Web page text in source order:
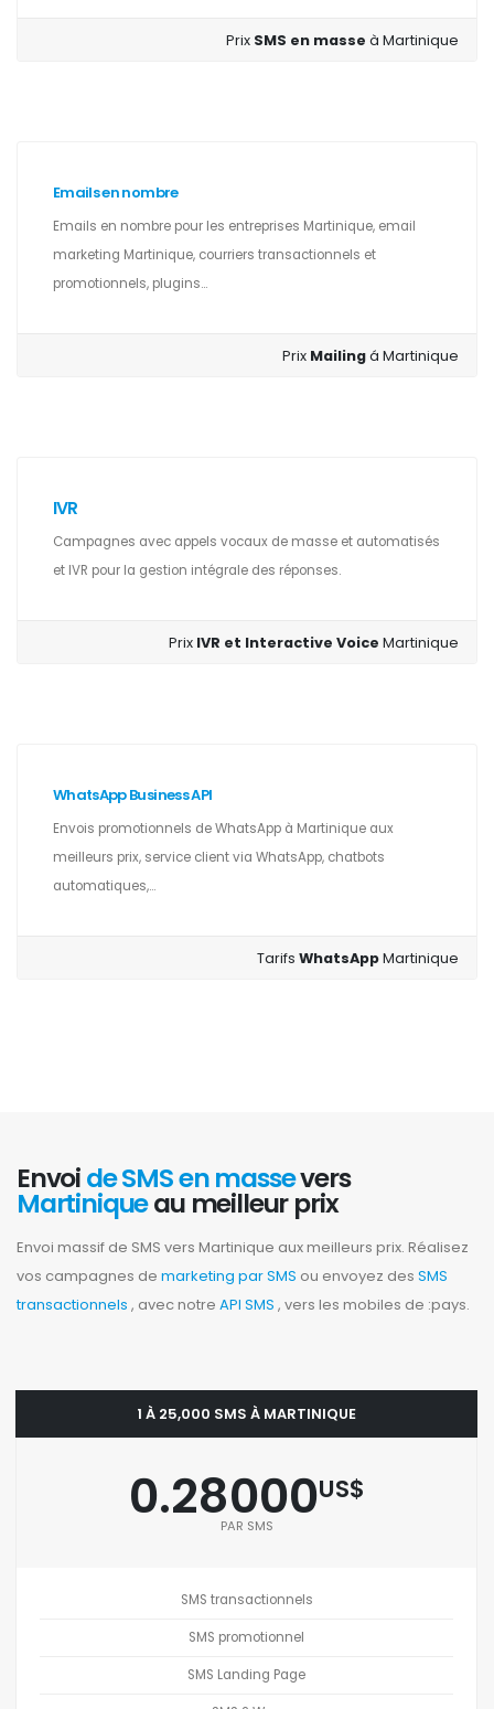
Prix SMS en masseà Martinique
Emails en nombre
Emails en nombre pour les entreprises Martinique, email
marketing Martinique, courriers transactionnels et
promotionnels, plugins...
Prix Mailingá Martinique
IVR
Campagnes avec appels vocaux de masse et automatisés
et IVR pour la gestion intégrale des réponses.
Prix IVR et Interactive VoiceMartinique
WhatsApp Business API
Envois promotionnels de WhatsApp à Martinique aux
meilleurs prix, service client via WhatsApp, chatbots
automatiques,...
TarifsWhatsAppMartinique
Envoide SMS en massevers
Martiniqueau meilleur prix
Envoi massif de SMS vers Martinique aux meilleurs prix. Réalisez
vos campagnes de marketing par SMS ou envoyez des SMS
transactionnels , avec notre API SMS , vers les mobiles de :pays.
1 À 25,000 SMS À MARTINIQUE
0.28000US$
PAR SMS
SMS transactionnels
SMS promotionnel
SMS Landing Page